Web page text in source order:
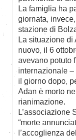
La famiglia ha
giornata,
stazione di
La situazione di
nuovo, il 6
avevano potuto
internazionale
il giorno dopo,
Adan è morto
rianimazione.
L’associazione
“morte
l’accoglienza